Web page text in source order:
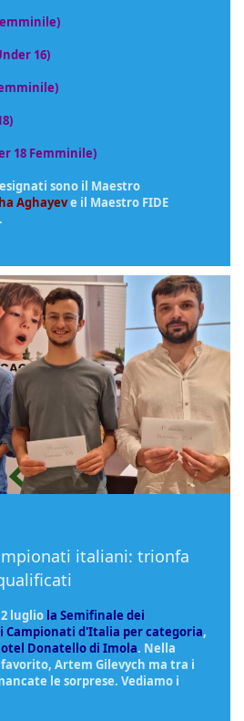
16)
18 Femminile)
sono il Maestro
Aghayeve il Maestro FIDE
.
italiani: trionfa
luglio la Semifinale dei
Campionati d'Italia per categoria,
Donatello di Imola. Nella
Artem Gilevych ma tra i
le sorprese. Vediamo i